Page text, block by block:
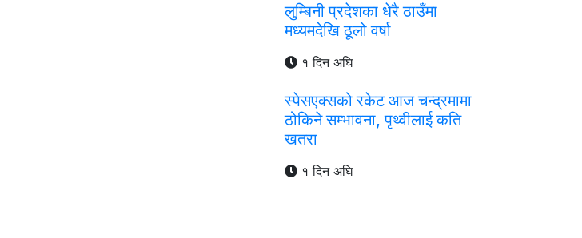
लुम्बिनी प्रदेशका धेरै ठाउँमा
मध्यमदेखि ठूलो वर्षा
१ दिन अघि
स्पेसएक्सको रकेट आज चन्द्रमामा
ठोकिने सम्भावना, पृथ्वीलाई कति
खतरा
१ दिन अघि